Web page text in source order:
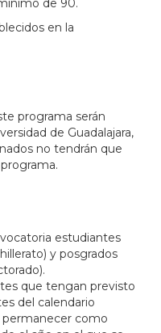
de 90.
en la
programa serán
de Guadalajara,
no tendrán que
estudiantes
y posgrados
que tengan previsto
del calendario
permanecer como